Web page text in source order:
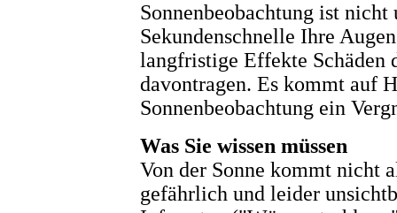
Sonnenbeobachtung ist
Sekundenschnelle Ihre
langfristige Effekte Schäden
davontragen. Es kommt auf
Sonnenbeobachtung ein
Was Sie wissen müssen
Von der Sonne kommt nicht
gefährlich und leider